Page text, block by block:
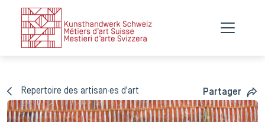
Repertoire des artisan·es d'art Partager